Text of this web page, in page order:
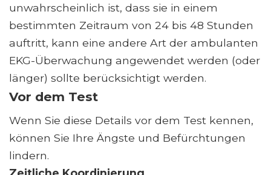
unwahrscheinlich ist, dass sie in einem
bestimmten Zeitraum von 24 bis 48 Stunden
auftritt, kann eine andere Art der ambulanten
EKG-Überwachung angewendet werden (oder
länger) sollte berücksichtigt werden.
Vor dem Test
Wenn Sie diese Details vor dem Test kennen,
können Sie Ihre Ängste und Befürchtungen
lindern.